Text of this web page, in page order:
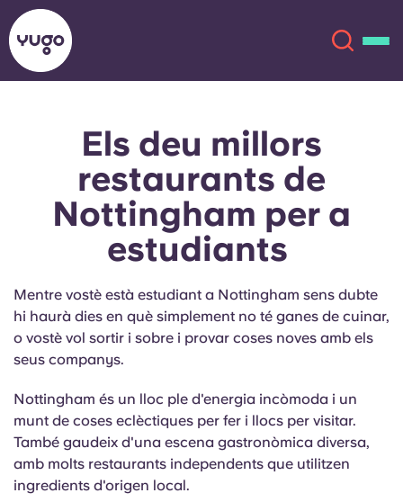
Ubicacions
Compte
English (GB)
English (US)
Selecciona un país
Selecciona una ciutat
Selecciona una residència
Reserva ara
English (GB)
English (US)
Chinese Español
Català Deutsch
Italian French
Els deu millors
restaurants de
Nottingham per a
estudiants
Mentre vostè està estudiant a Nottingham sens dubte
hi haurà dies en què simplement no té ganes de cuinar,
o vostè vol sortir i sobre i provar coses noves amb els
seus companys.
Nottingham és un lloc ple d'energia incòmoda i un
munt de coses eclèctiques per fer i llocs per visitar.
També gaudeix d'una escena gastronòmica diversa,
amb molts restaurants independents que utilitzen
ingredients d'origen local.